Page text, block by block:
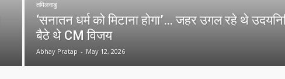
तमिलनाडु
‘सनातन धर्म को मिटाना होगा’… जहर उगल रहे थे
बैठे थे CM विजय
Abhay Pratap - May 12, 2026